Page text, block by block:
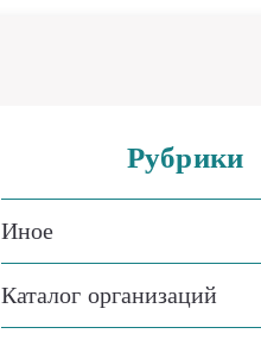
Рубрики
Иное
Каталог организаций